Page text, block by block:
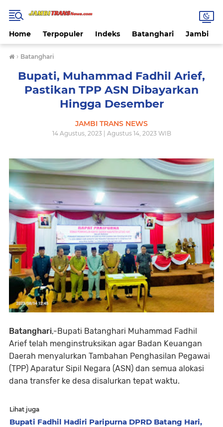
Home Terpopuler Indeks Batanghari Jambi
› Batanghari
Bupati, Muhammad Fadhil Arief,
Pastikan TPP ASN Dibayarkan
Hingga Desember
JAMBI TRANS NEWS
14 Agustus, 2023 | Agustus 14, 2023 WIB
Batanghari,-Bupati Batanghari Muhammad Fadhil
Arief telah menginstruksikan agar Badan Keuangan
Daerah menyalurkan Tambahan Penghasilan Pegawai
(TPP) Aparatur Sipil Negara (ASN) dan semua alokasi
dana transfer ke desa disalurkan tepat waktu.
Lihat juga
Bupati Fadhil Hadiri Paripurna DPRD Batang Hari,